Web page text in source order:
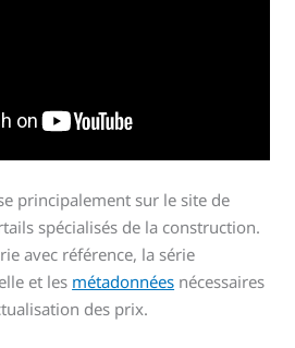
principalement sur le site de
spécialisés de la construction.
avec référence, la série
et les métadonnées nécessaires
des prix.